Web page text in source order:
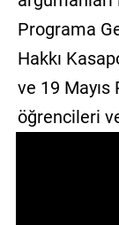
Programa
Hakkı
ve 19
öğrencileri